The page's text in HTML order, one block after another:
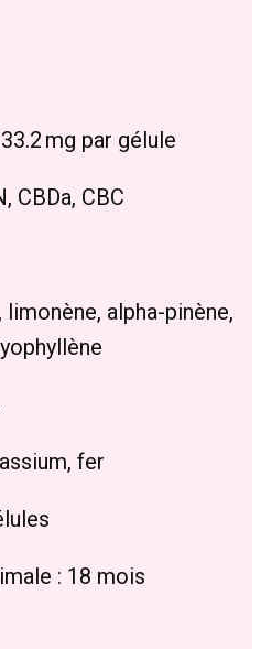
mg par gélule
CBDa, CBC
alpha-pinène,
fer
: 18 mois